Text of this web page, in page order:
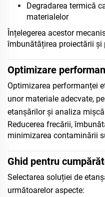
Degradarea termică
materialelor
Înțelegerea acestor
îmbunătățirea proiectării și
Optimizare
Optimizarea performanței
unor materiale adecvate,
etanșărilor și analiza
Reducerea frecării,
minimizarea contaminării
Ghid pentru
Selectarea soluției de
următoarelor aspecte: